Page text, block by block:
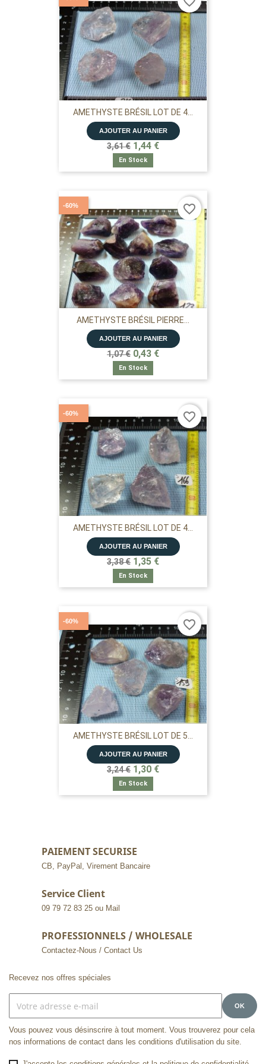
AMETHYSTE BRÉSIL LOT DE 4...
AJOUTER AU PANIER
3,61 € 1,44 €
En Stock
AMETHYSTE BRÉSIL PIERRE...
AJOUTER AU PANIER
1,07 € 0,43 €
En Stock
-60% favorite_border
AMETHYSTE BRÉSIL LOT DE 4...
AJOUTER AU PANIER
3,38 € 1,35 €
En Stock
-60% favorite_border
AMETHYSTE BRÉSIL LOT DE 5...
AJOUTER AU PANIER
3,24 € 1,30 €
En Stock
-60% favorite_border
PAIEMENT SECURISE
CB, PayPal, Virement Bancaire
Service Client
09 79 72 83 25 ou Mail
PROFESSIONNELS / WHOLESALE
Contactez-Nous / Contact Us
Recevez nos offres spéciales
Vous pouvez vous désinscrire à tout moment. Vous trouverez pour cela
nos informations de contact dans les conditions d'utilisation du site.